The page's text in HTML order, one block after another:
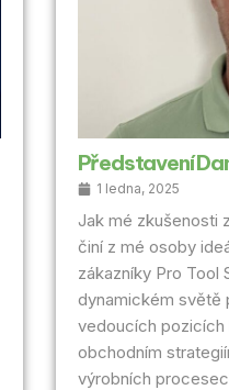
Představení
1 ledna, 2025
Jak mé zkušenosti
činí z mé osoby
zákazníky Pro Tool
dynamickém světě
vedoucích pozicích
obchodním
výrobních